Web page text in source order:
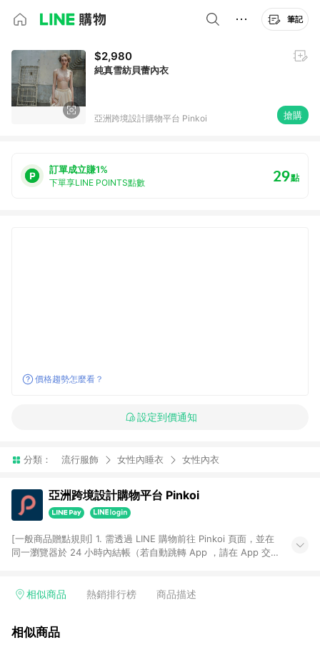
筆記
$2,980
純真雪紡貝蕾內衣
亞洲跨境設計購物平台 Pinkoi 搶購
訂單成立賺1%
下單享LINE POINTS點數 29點
價格趨勢怎麼看？
設定到價通知
分類： 流行服飾 女性內睡衣 女性內衣
亞洲跨境設計購物平台 Pinkoi
[一般商品贈點規則] 1. 需透過 LINE 購物前往 Pinkoi 頁面，並在
同一瀏覽器於 24 小時內結帳（若自動跳轉 App ，請在 App 交
回饋訂單不得享有 Pinkoi 站方優惠，例如首購優惠，P coins，
行為，不具贈點資格，部分退款不在此限。 6. APP 請更新至
相似商品 熱銷排行榜 商品描述
相似商品